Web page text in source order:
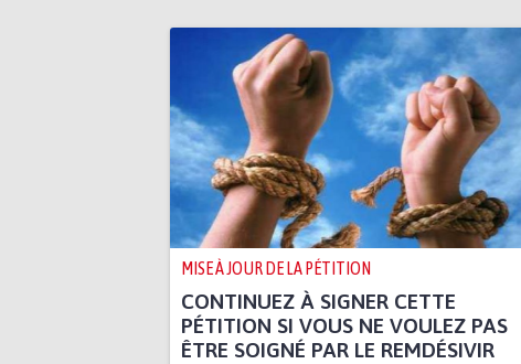
MISE À JOUR DE LA PÉTITION
CONTINUEZ À SIGNER CETTE
PÉTITION SI VOUS NE VOULEZ PAS
ÊTRE SOIGNÉ PAR LE REMDÉSIVIR